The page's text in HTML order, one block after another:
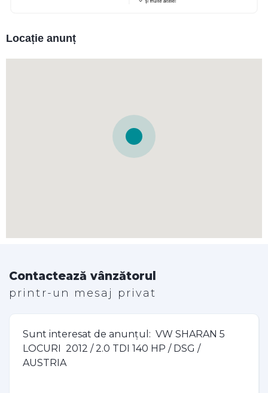
Locație anunț
Contactează vânzătorul
printr-un mesaj privat